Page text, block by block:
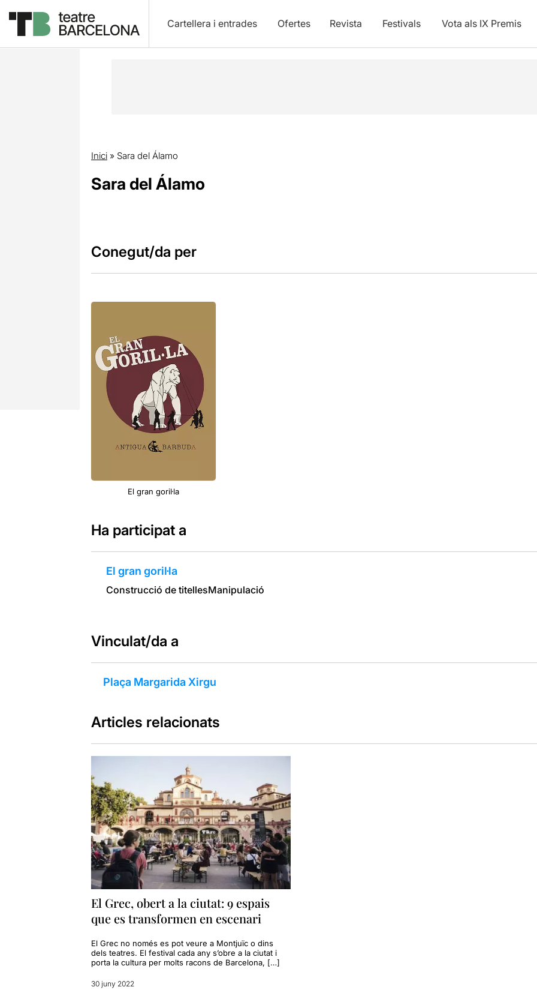
Cartellera i entrades Ofertes Revista Festivals Vota als IX Premis
Inici» Sara del Álamo
Sara del Álamo
Conegut/da per
El gran goril·la
Ha participat a
El gran goril·la
Construcció de titellesManipulació
Vinculat/da a
Plaça Margarida Xirgu
Articles relacionats
El Grec, obert a la ciutat: 9 espais
que es transformen en escenari
El Grec no només es pot veure a Montjuïc o dins
dels teatres. El festival cada any s’obre a la ciutat i
porta la cultura per molts racons de Barcelona, […]
30 juny 2022